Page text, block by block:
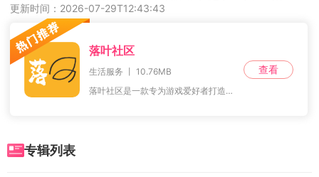
强，氛围活跃。喜欢这类的朋友，不要错过。
更新时间：2026-07-29T12:43:43
落叶社区
生活服务 丨 10.76MB
落叶社区是一款专为游戏爱好者打造的游戏助手软件，涵盖了丰富多样的游戏板块。广大游戏玩家能快速找到所需内容，随时分享各类游戏体验与实用技巧。最新的游戏资源和资讯也
查看
专辑列表